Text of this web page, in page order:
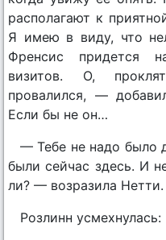
располагают к
Я имею в виду, что
Френсис придется
визитов. О,
провалился, —
Если бы не он…
— Тебе не надо было
были сейчас здесь. И
ли? — возразила Нетти.
Розлинн усмехнулась: